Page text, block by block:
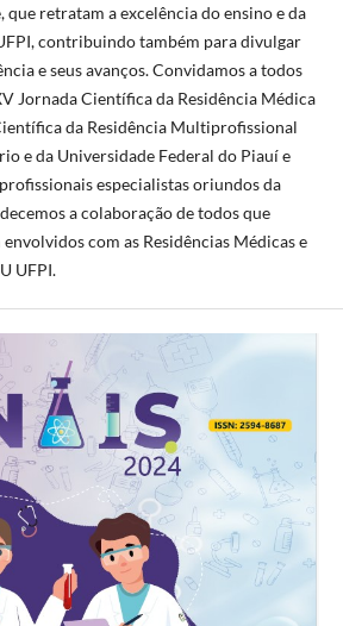
que retratam a excelência do ensino e da
contribuindo também para divulgar
e seus avanços. Convidamos a todos
Jornada Científica da Residência Médica
da Residência Multiprofissional
e da Universidade Federal do Piauí e
especialistas oriundos da
a colaboração de todos que
com as Residências Médicas e
UFPI.